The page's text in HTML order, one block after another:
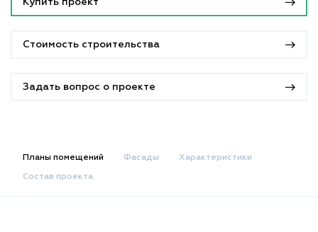
Купить проект
Стоимость строительства
Задать вопрос о проекте
Планы помещений Фасады Характеристики
Состав проекта